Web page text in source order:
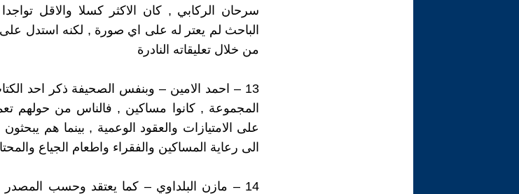
سرحان الركابي , كان الاكثر كسلا والاقل
الباحث لم يعتر له على اي صورة , لكنه استدل
من خلال تعليقاته النادرة
13 – احمد الامين – وبنفس الصحيفة ذكر احد
المجموعة , كانوا مساكين , فالناس من حولهم
على الامتيازات والعقود الوعمية , بينما هم
الى رعاية المساكين والفقراء واطعام الجياع
14 – مازن البلداوي – كما يعتقد وحسب